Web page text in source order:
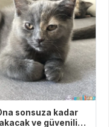
sonsuza kadar
ve güvenilir